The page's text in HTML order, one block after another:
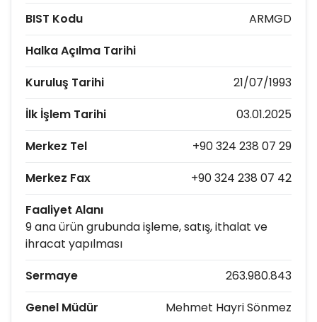
BIST Kodu
ARMGD
Halka Açılma Tarihi
Kuruluş Tarihi
21/07/1993
İlk İşlem Tarihi
03.01.2025
Merkez Tel
+90 324 238 07 29
Merkez Fax
+90 324 238 07 42
Faaliyet Alanı
9 ana ürün grubunda işleme, satış, ithalat ve
ihracat yapılması
Sermaye
263.980.843
Genel Müdür
Mehmet Hayri Sönmez